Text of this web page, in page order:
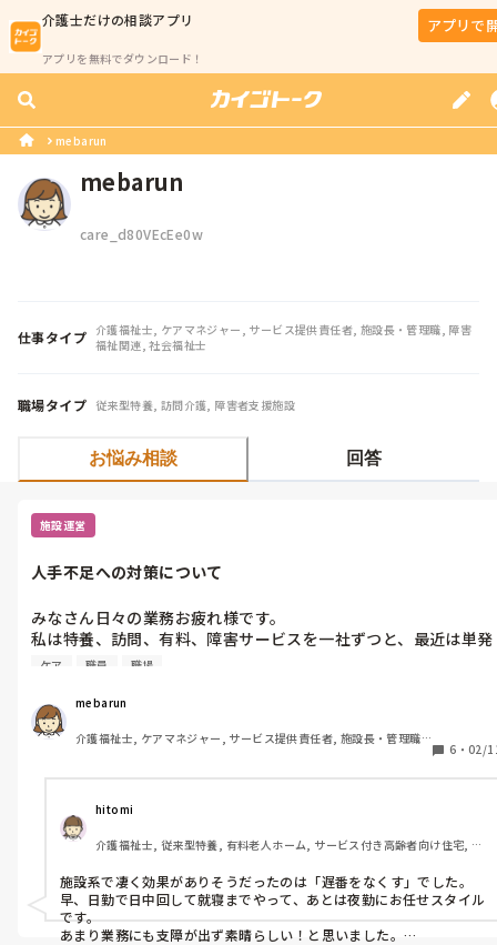
介護士だけの相談アプリ
アプリを無料でダウンロード！
アプリで
mebarun
mebarun
care_d80VEcEe0w
仕事タイプ 介護福祉士, ケアマネジャー, サービス提供責任者, 施設長・管理職, 障害
福祉関連, 社会福祉士
職場タイプ 従来型特養, 訪問介護, 障害者支援施設
お悩み相談 回答
施設運営
人手不足への対策について
みなさん日々の業務お疲れ様です。
私は特養、訪問、有料、障害サービスを一社ずつと、最近は単発
バイトアプリを数回使い有料の現場に入っていきましたが、どこ
そこで人手不足に対してここは妥協して体制の仕組みを変えた、
又はどうしてもこういうところは変えられない等みなさんの働い
てる環境の対策などありましたら教えていただきたいです。
ケア 職員 職場
mebarun
介護福祉士, ケアマネジャー, サービス提供責任者, 施設長・管理職,
6 ・ 02/
hitomi
介護福祉士, 従来型特養, 有料老人ホーム, サービス付き高齢者向け住宅, デ
施設系で凄く効果がありそうだったのは「遅番をなくす」でした。
早、日勤で日中回して就寝までやって、あとは夜勤にお任せスタイル
です。
あまり業務にも支障が出ず素晴らしい！と思いました。